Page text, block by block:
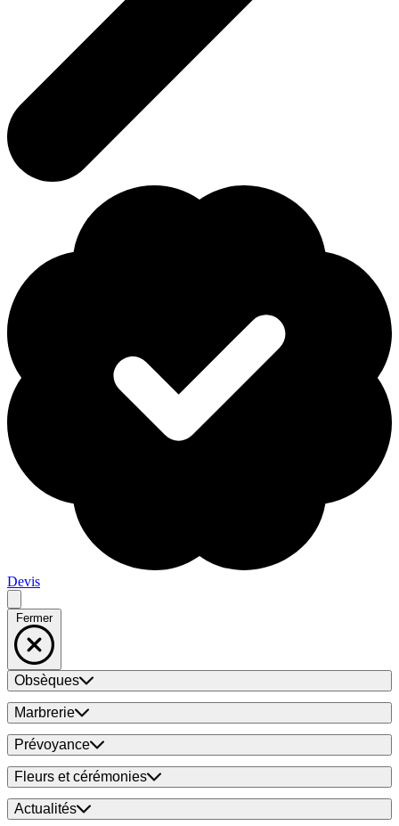
Devis
Fermer
Obsèques
Marbrerie
Prévoyance
Fleurs et cérémonies
Actualités